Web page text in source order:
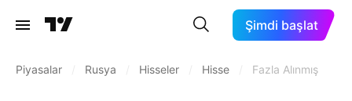
Şimdi başlat
Piyasalar Rusya Hisseler Hisse Fazla Alınmış